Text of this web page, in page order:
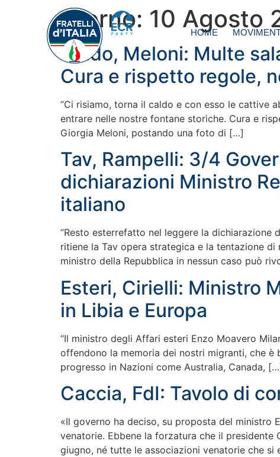
HOME
Giorno: 10 Agosto
Caldo, Meloni: Multe
Cura e rispetto regole,
“Ci risiamo, torna il caldo e con esso le cattive
entrare nelle nostre fontane storiche. Cura e
Giorgia Meloni, postando una foto di […]
Tav, Rampelli: 3/4
dichiarazioni Ministro
italiano
“Resto esterrefatto nel leggere la dichiarazione
ritiene la Tav opera strategica e la tentazione di
ministro della Repubblica in nessun caso può
Esteri, Cirielli: Ministro
in Libia e Europa
“Il ministro degli Affari esteri Enzo Moavero
offendono la memoria dei nostri migranti, che
progresso in Nazioni come Australia, Canada,
Caccia, FdI: Tavolo di
«Il governo ha deciso, su proposta del ministro
venatorie. Ebbene la forzatura che il presidente
giugno, né tutte le associazioni venatorie che si